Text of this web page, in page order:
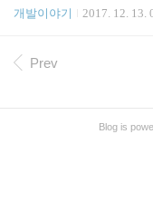
PATH run: echo 'export
ude openssl 커맨드를
개발이야기 2017. 12. 13.
Prev
Blog is